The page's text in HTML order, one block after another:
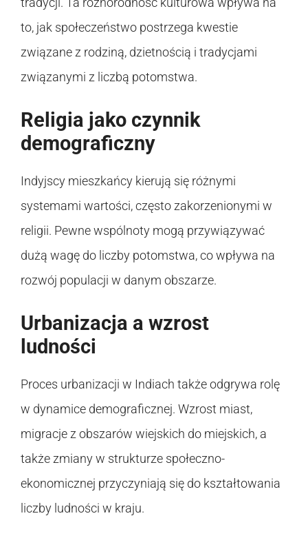
to, jak społeczeństwo postrzega kwestie
związane z rodziną, dzietnością i tradycjami
związanymi z liczbą potomstwa.
Religia jako czynnik
demograficzny
Indyjscy mieszkańcy kierują się różnymi
systemami wartości, często zakorzenionymi w
religii. Pewne wspólnoty mogą przywiązywać
dużą wagę do liczby potomstwa, co wpływa na
rozwój populacji w danym obszarze.
Urbanizacja a wzrost
ludności
Proces urbanizacji w Indiach także odgrywa rolę
w dynamice demograficznej. Wzrost miast,
migracje z obszarów wiejskich do miejskich, a
także zmiany w strukturze społeczno-
ekonomicznej przyczyniają się do kształtowania
liczby ludności w kraju.